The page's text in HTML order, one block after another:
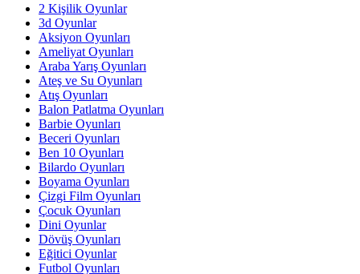
2 Kişilik Oyunlar
3d Oyunlar
Aksiyon Oyunları
Ameliyat Oyunları
Araba Yarış Oyunları
Ateş ve Su Oyunları
Atış Oyunları
Balon Patlatma Oyunları
Barbie Oyunları
Beceri Oyunları
Ben 10 Oyunları
Bilardo Oyunları
Boyama Oyunları
Çizgi Film Oyunları
Çocuk Oyunları
Dini Oyunlar
Dövüş Oyunları
Eğitici Oyunlar
Futbol Oyunları